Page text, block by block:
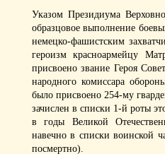
Указом Президиума
образцовое выполнение
немецко-фашистским
героизм красноармейцу
присвоено звание Героя
народного комиссара
было присвоено 254-му
зачислен в списки 1-й роты
в годы Великой
навечно в списки воинской
посмертно).